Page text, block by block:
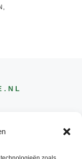
,
.NL